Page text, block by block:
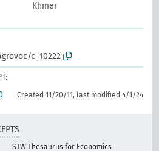
Khmer
c_10222
Created 11/20/11, last modified 4/1/24
STW Thesaurus for Economics